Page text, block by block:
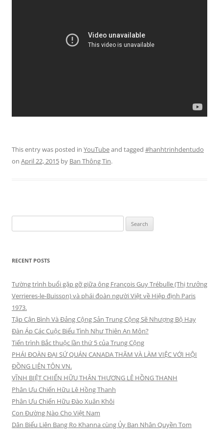
This entry was posted in YouTubeand tagged #hanhtrinhdentudo
on April 22, 2015 by Ban Thông Tin.
for:
RECENT POSTS
Tường trình buổi gặp gỡ giữa ông François Guy Trébulle (Thị trưởng
Verrieres-le-Buisson) và phái đoàn người Việt về Hiệp định Paris
1973.
Tập Cận Bình Và Đảng Cộng Sản Trung Cộng Sẽ Nhượng Bộ Hay
Đàn Áp Các Cuộc Biểu Tình Như Thiên An Môn?
Tiến trình Bắc thuộc lần thứ 5 của Trung Cộng
PHÁI ĐOÀN ĐẠI SỨ QUÁN CANADA THĂM VÀ LÀM VIỆC VỚI HỘI
ĐỒNG LIÊN TÔN VN.
VĨNH BIỆT CHIẾN HỮU THÂN THƯƠNG LÊ HỒNG THANH
Phân Ưu Chiến Hữu Lê Hồng Thanh
Phân Ưu Chiến Hữu Đào Xuân Khôi
Con Đường Nào Cho Việt Nam
Dân Biểu Liên Bang Ro Khanna cùng Ủy Ban Nhân Quyền Tom